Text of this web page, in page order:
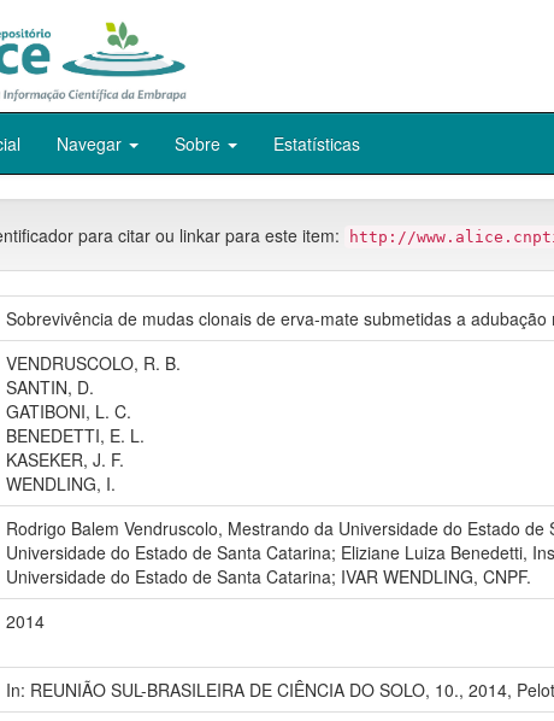
Navegar Sobre Estatísticas
para citar ou linkar para este item: http://
Sobrevivência de mudas clonais de erva-mate submetidas a adubação
VENDRUSCOLO, R. B.
SANTIN, D.
GATIBONI, L. C.
BENEDETTI, E. L.
KASEKER, J. F.
WENDLING, I.
Rodrigo Balem Vendruscolo, Mestrando da Universidade do Estado
Universidade do Estado de Santa Catarina; Eliziane Luiza Benedetti,
Universidade do Estado de Santa Catarina; IVAR WENDLING, CNPF.
2014
In: REUNIÃO SUL-BRASILEIRA DE CIÊNCIA DO SOLO, 10., 2014,